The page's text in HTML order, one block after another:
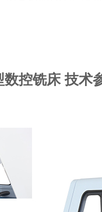
数控铣床 技术